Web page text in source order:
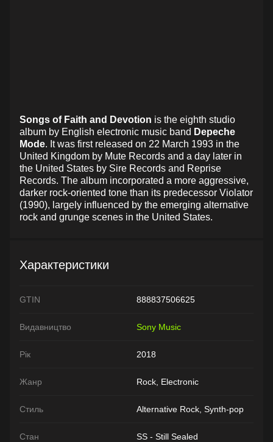
Songs of Faith and Devotion is the eighth studio
album by English electronic music band Depeche
Mode. It was first released on 22 March 1993 in the
United Kingdom by Mute Records and a day later in
the United States by Sire Records and Reprise
Records. The album incorporated a more aggressive,
darker rock-oriented tone than its predecessor Violator
(1990), largely influenced by the emerging alternative
rock and grunge scenes in the United States.
Характеристики
GTIN 888837506625
Видавництво Sony Music
Рік 2018
Жанр Rock, Electronic
Стиль Alternative Rock, Synth-pop
Стан SS - Still Sealed